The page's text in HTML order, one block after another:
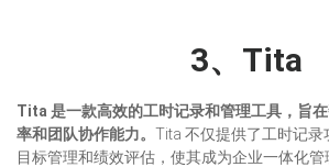
3、Tita
Tita 是一款高效的工时记录和管理工具，旨
率和团队协作能力。 Tita 不仅提供了工时记录
目标管理和绩效评估，使其成为企业一体化